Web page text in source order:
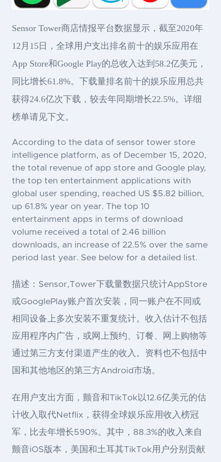
Sensor Tower商店情报平台数据显示，截至2020年
12月15日，全球用户支出排名前十的娱乐应用在
App Store和Google Play的总收入达到58.2亿美元，
同比增长61.8%。下载量排名前十的娱乐应用总共
获得24.6亿次下载，较去年同期增长22.5%。详细
榜单请见下文。
According to the data of sensor tower store
intelligence platform, as of December 15, 2020,
the total revenue of app store and Google play,
the top ten entertainment applications with
global user spending, reached US $5.82 billion,
up 61.8% year on year. The top 10
entertainment apps in terms of download
volume received a total of 2.46 billion
downloads, an increase of 22.5% over the same
period last year. See below for a detailed list.
描述：Sensor,Tower下载量数据只统计AppStore
或GooglePlay账户首次安装，同一账户在不同或
相同设备上多次安装不重复统计。收入估计不包括
应用程序内广告，或网上预约、订餐、网上购物等
通过第三方支付渠道产生的收入。资料也不包括中
国和其他地区的第三方Android市场。
在用户支出方面，颤音和TikTok以12.6亿美元的估
计收入取代Netflix，获得全球娱乐应用收入榜冠
军，比去年增长590%。其中，88.3%的收入来自
颤音iOS版本，美国和土耳其TikTok用户分别贡献